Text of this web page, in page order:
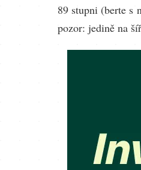
89 stupni (berte s
pozor: jedině na